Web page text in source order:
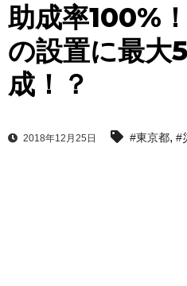
助成率100%
の設置に最大
成！？
2018年12月25日 #東京都, #